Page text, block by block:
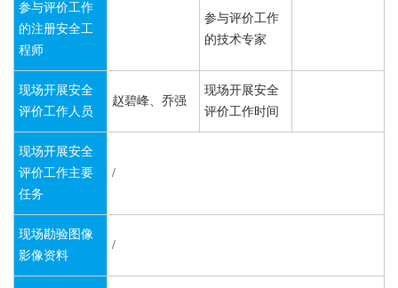
参与评价工作
的注册安全工
程师
参与评价工作
的技术专家
现场开展安全
评价工作人员
赵碧峰、乔强
现场开展安全
评价工作时间
现场开展安全
评价工作主要
任务
/
现场勘验图像
影像资料
/